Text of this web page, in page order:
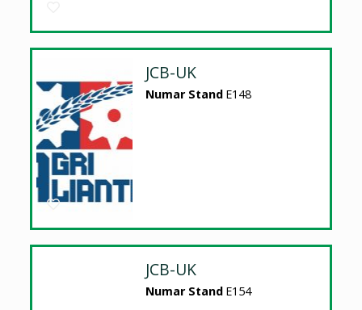
JCB-UK
Numar Stand E148
JCB-UK
Numar Stand E154